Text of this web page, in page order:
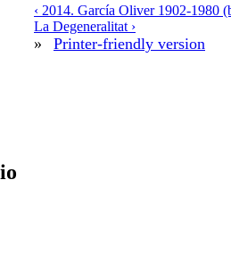
‹ 2014. García Oliver 1902-1980
La Degeneralitat ›
» Printer-friendly version